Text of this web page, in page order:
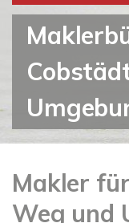
Makler
Weg und